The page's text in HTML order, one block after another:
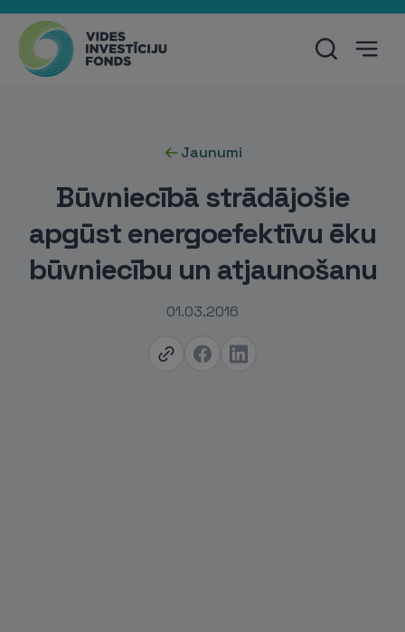
Jaunumi
Būvniecībā strādājošie
apgūst energoefektīvu ēku
būvniecību un atjaunošanu
01.03.2016